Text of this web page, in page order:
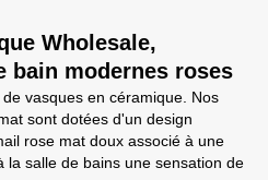
Wholesale,
bain modernes roses
vasques en céramique. Nos
sont dotées d'un design
rose mat doux associé à une
la salle de bains une sensation de